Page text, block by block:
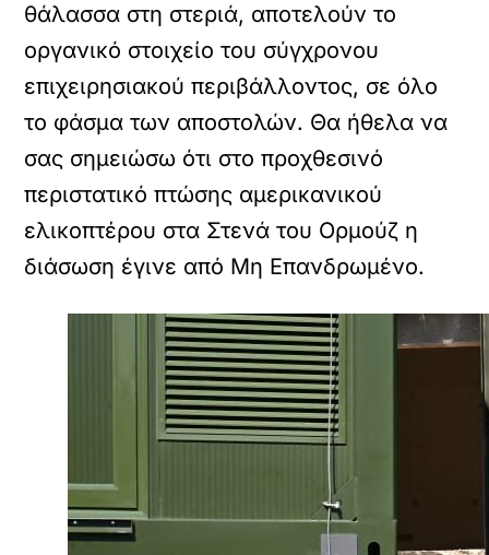
θάλασσα στη στεριά, αποτελούν το
οργανικό στοιχείο του σύγχρονου
επιχειρησιακού περιβάλλοντος, σε όλο
το φάσμα των αποστολών. Θα ήθελα να
σας σημειώσω ότι στο προχθεσινό
περιστατικό πτώσης αμερικανικού
ελικοπτέρου στα Στενά του Ορμούζ η
διάσωση έγινε από Μη Επανδρωμένο.